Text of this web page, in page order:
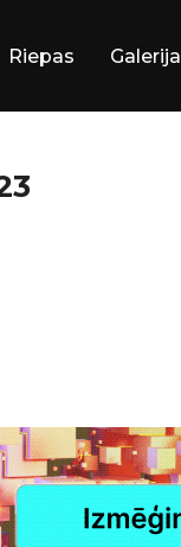
Riepas Galerija